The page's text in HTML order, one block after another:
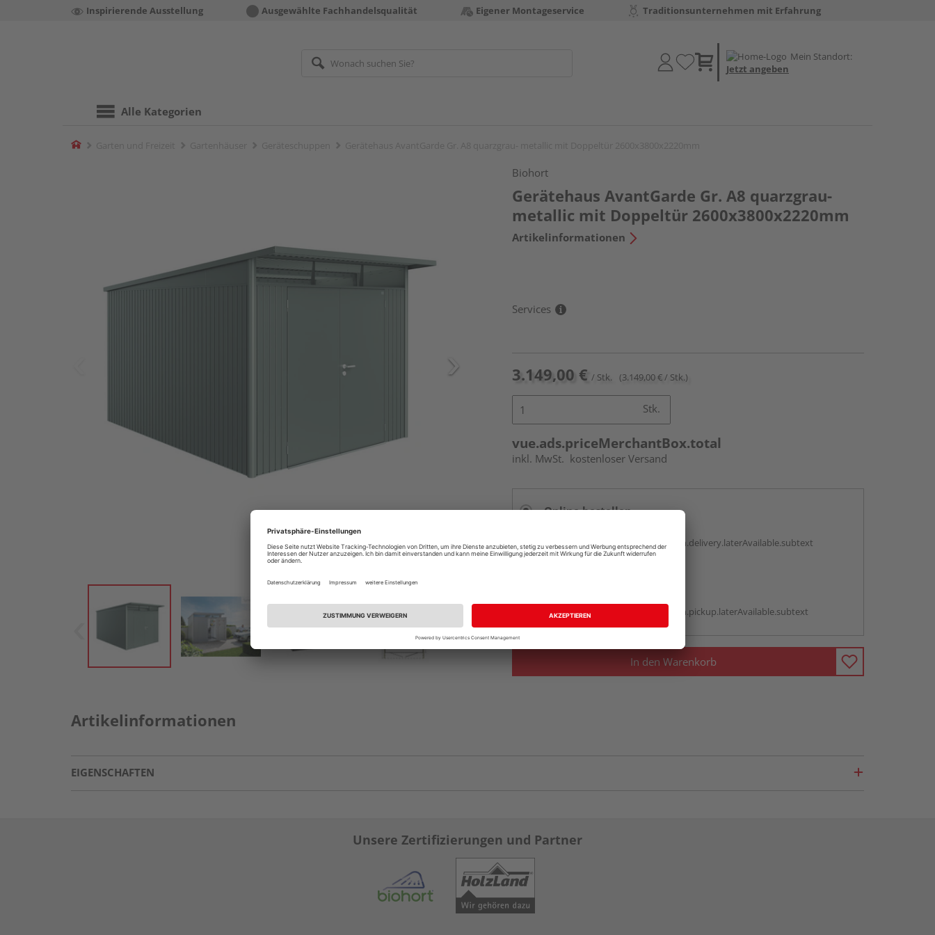
Inspirierende Ausstellung Ausgewählte Fachhandelsqualität Eigener Montageservice Traditionsunternehmen mit Erfahrung
Mein Standort:
Jetzt angeben
Alle Kategorien
Home
Biohort
Gerätehaus AvantGarde Gr. A8 quarzgrau-
metallic mit Doppeltür 2600x3800x2220mm
Artikelinformationen
Services
3.149,00 € / Stk. (3.149,00 € / Stk.)
Stk.
vue.ads.priceMerchantBox.total
inkl. MwSt. kostenloser Versand
Online bestellen
vue.ads.priceMerchantBox.option.delivery.laterAvailable.subtext
vue.ads.priceMerchantBox.option.pickup.laterAvailable.subtext
In den Warenkorb
Artikelinformationen
EIGENSCHAFTEN
Unsere Zertifizierungen und Partner